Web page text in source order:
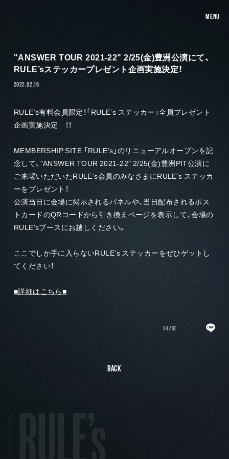
MENU
"ANSWER TOUR 2021-22" 2/25(金)豊洲公演にて、
RULE’sステッカープレゼント企画実施決定！
2022.02.16
RULE’s有料会員限定！「RULE’s ステッカー」全員プレゼント
企画実施決定 ！！
MEMBERSHIP SITE 「RULE’s」のリニューアルオープンを記
念して、"ANSWER TOUR 2021-22" 2/25(金)豊洲PIT公演に
ご来場いただいたRULE’s会員のみなさまにRULE’s ステッカ
ーをプレゼント！
公演当日に会場に掲示されるパネルや、当日配布されるポス
トカードのQRコードから引き換えページを表示して、会場の
RULE'sブースにお越しください。
ここでしか手に入らないRULE’s ステッカーをぜひゲットし
てください！
■詳細はこちら■
SHARE
BACK